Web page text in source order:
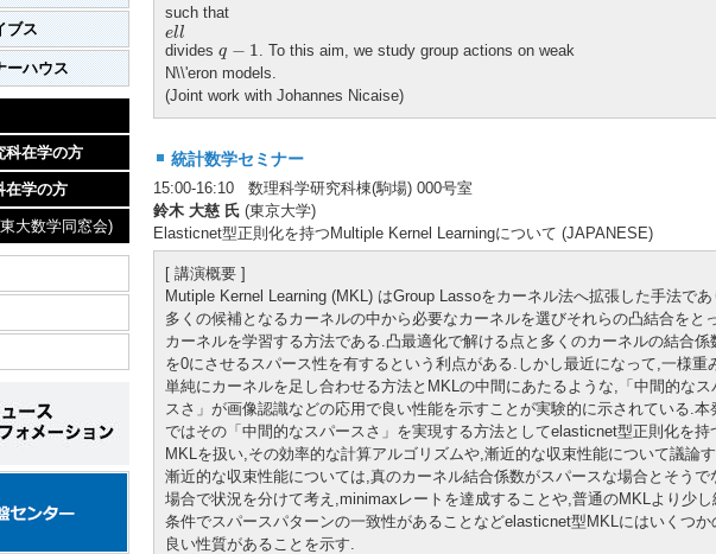
ブス
ーハウス
科在学の方
在学の方
大数学同窓会)
such that
ell
ell
divides q − 1. To this aim, we study group actions on weak
N\\'eron models.
(Joint work with Johannes Nicaise)
統計数学セミナー
15:00-16:10 数理科学研究科棟(駒場) 000号室
鈴木 大慈 氏 (東京大学)
Elasticnet型正則化を持つMultiple Kernel Learningについて (JAPANESE)
[ 講演概要 ]
Mutiple Kernel Learning (MKL) はGroup Lassoをカーネル法へ拡張した手法であ
多くの候補となるカーネルの中から必要なカーネルを選びそれらの凸結合をと
カーネルを学習する方法である.凸最適化で解ける点と多くのカーネルの結合係
を0にさせるスパース性を有するという利点がある.しかし最近になって,一様重
単純にカーネルを足し合わせる方法とMKLの中間にあたるような,「中間的なス
スさ」が画像認識などの応用で良い性能を示すことが実験的に示されている.本
ではその「中間的なスパースさ」を実現する方法としてelasticnet型正則化を持
MKLを扱い,その効率的な計算アルゴリズムや,漸近的な収束性能について議論
漸近的な収束性能については,真のカーネル結合係数がスパースな場合とそうで
場合で状況を分けて考え,minimaxレートを達成することや,普通のMKLより少し
条件でスパースパターンの一致性があることなどelasticnet型MKLにはいくつか
良い性質があることを示す.